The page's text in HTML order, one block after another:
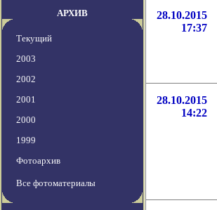
АРХИВ
Текущий
2003
2002
2001
2000
1999
Фотоархив
Все фотоматериалы
28.10.2015
17:37
28.10.2015
14:22